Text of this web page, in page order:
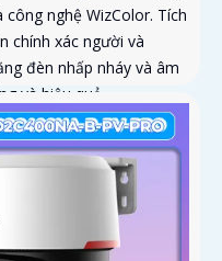
nghệ WizColor. Tích
chính xác người và
đèn nhấp nháy và âm
và hiệu quả